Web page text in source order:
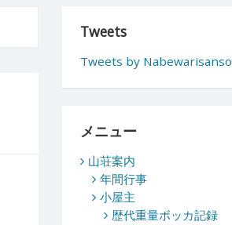
Tweets
Tweets by Nabewarisanso
メニュー
山荘案内
年間行事
小屋主
歴代重量ボッカ記録